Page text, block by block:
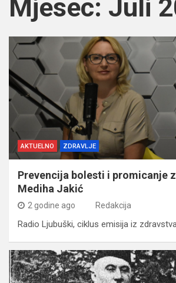
Mjesec: Juli
AKTUELNO ZDRAVLJE
Prevencija bolesti i promicanje
Mediha Jakić
2 godine ago Redakcija
Radio Ljubuški, ciklus emisija iz